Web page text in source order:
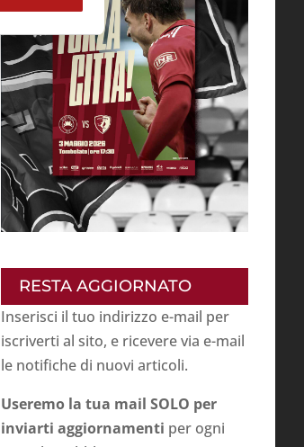
RESTA AGGIORNATO
Inserisci il tuo indirizzo e-mail per
iscriverti al sito, e ricevere via e-mail
le notifiche di nuovi articoli.
Useremo la tua mail SOLO per
inviarti aggiornamenti per ogni